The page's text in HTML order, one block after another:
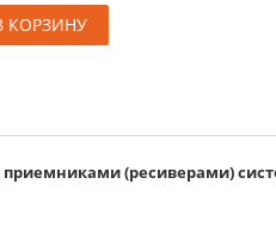
КОРЗИНУ
(ресиверами)